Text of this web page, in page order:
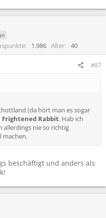
1.986 Alter 40
#87
(da hört man es sogar
Frightened Rabbit. Hab ich
allerdings nie so richtig
machen.
beschäftigt und anders als